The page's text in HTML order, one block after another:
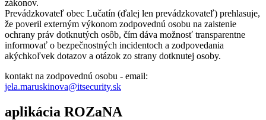
zákonov.
Prevádzkovateľ obec Lučatín (ďalej len prevádzkovateľ) prehlasuje,
že poveril externým výkonom zodpovednú osobu na zaistenie
ochrany práv dotknutých osôb, čím dáva možnosť transparentne
informovať o bezpečnostných incidentoch a zodpovedania
akýchkoľvek dotazov a otázok zo strany dotknutej osoby.
kontakt na zodpovednú osobu - email:
jela.maruskinova@itsecurity.sk
aplikácia ROZaNA